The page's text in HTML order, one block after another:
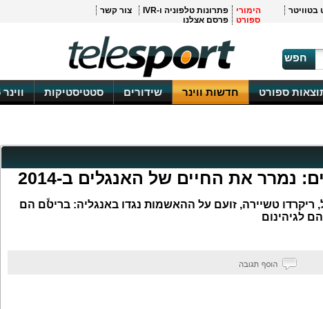
בטוויטר
הימורי
ספורט
פתרונות טלפוניה ו-IVR
צור קשר
פרסם אצלנו
חפש
ספורט חדשות ווינר שידורים סטטיסטיקות ווינר 16
נמרר את החיים של האנגלים ב-2014
ריקרדו טשיירה, זועם על ההאשמות נגדו באנגליה: בריטۙם הם
לגיהינום